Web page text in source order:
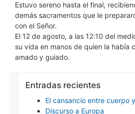
Estuvo sereno hasta el final,
demás sacramentos que le
con el Señor.
El 12 de agosto, a las 12:10 del
su vida en manos de quien la había
amado y guiado.
Entradas recientes
El cansancio entre cuerpo
Discurso a Europa